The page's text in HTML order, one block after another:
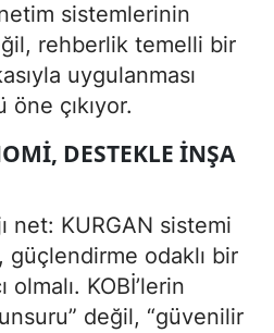
sistemlerinin
rehberlik temelli bir
uygulanması
çıkıyor.
DESTEKLE İNŞA
net: KURGAN sistemi
güçlendirme odaklı bir
olmalı. KOBİ’lerin
değil, “güvenilir